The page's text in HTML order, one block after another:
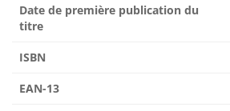
Date de première publication du
titre
ISBN
EAN-13